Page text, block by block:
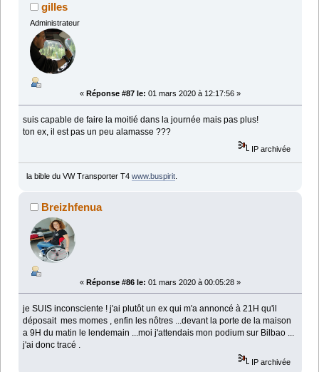
gilles
Administrateur
« Réponse #87 le: 01 mars 2020 à 12:17:56 »
suis capable de faire la moitié dans la journée mais pas plus!
ton ex, il est pas un peu alamasse ???
IP archivée
la bible du VW Transporter T4 www.buspirit.
Breizhfenua
« Réponse #86 le: 01 mars 2020 à 00:05:28 »
je SUIS inconsciente ! j'ai plutôt un ex qui m'a annoncé à 21H qu'il
déposait mes momes , enfin les nôtres ...devant la porte de la maison
a 9H du matin le lendemain ...moi j'attendais mon podium sur Bilbao ...
j'ai donc tracé .
IP archivée